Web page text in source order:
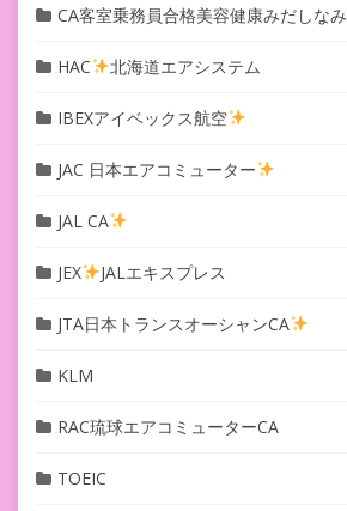
CA客室乗務員合格美容健康みだしなみ
HAC 北海道エアシステム
IBEXアイベックス航空
JAC 日本エアコミューター
JAL CA
JEX JALエキスプレス
JTA日本トランスオーシャンCA
KLM
RAC琉球エアコミューターCA
TOEIC